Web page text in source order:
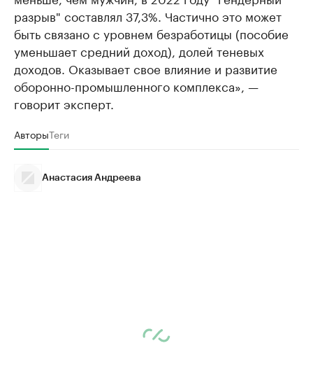
разрыв" составлял 37,3%. Частично это может
быть связано с уровнем безработицы (пособие
уменьшает средний доход), долей теневых
доходов. Оказывает свое влияние и развитие
оборонно-промышленного комплекса», —
говорит эксперт.
АвторыТеги
Анастасия Андреева